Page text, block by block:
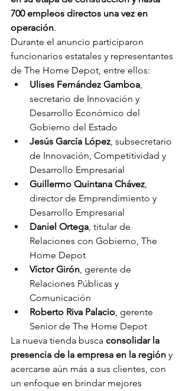
700 empleos directos una vez en
operación.
Durante el anuncio participaron
funcionarios estatales y representantes
de The Home Depot, entre ellos:
Ulises Fernández Gamboa,
secretario de Innovación y
Desarrollo Económico del
Gobierno del Estado
Jesús García López, subsecretario
de Innovación, Competitividad y
Desarrollo Empresarial
Guillermo Quintana Chávez,
director de Emprendimiento y
Desarrollo Empresarial
Daniel Ortega, titular de
Relaciones con Gobierno, The
Home Depot
Víctor Girón, gerente de
Relaciones Públicas y
Comunicación
Roberto Riva Palacio, gerente
Senior de The Home Depot
La nueva tienda busca consolidar la
presencia de la empresa en la región y
acercarse aún más a sus clientes, con
un enfoque en brindar mejores